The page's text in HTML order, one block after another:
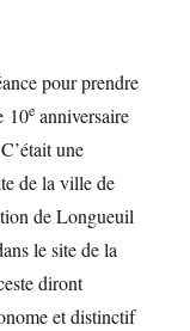
pour prendre
10e anniversaire
une
de la ville de
de Longueuil
le site de la
diront
et distinctif